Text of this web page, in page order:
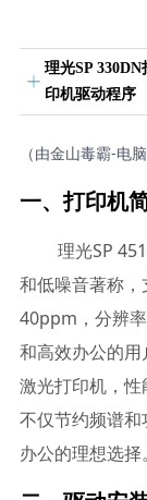
理光SP 330DN
印机驱动程序
（由金山毒霸-电
一、打印机
理光SP
和低噪音著称
40ppm，分辨
和高效办公的
激光打印机，
不仅节约频谱
办公的理想选择。